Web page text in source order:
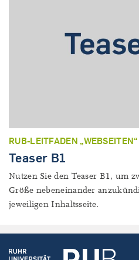
RUB-LEITFADEN
Teaser B1
Nutzen Sie den Teaser B1, um
Größe nebeneinander
jeweiligen Inhaltsseite.